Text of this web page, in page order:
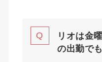
リオは金
の出勤で